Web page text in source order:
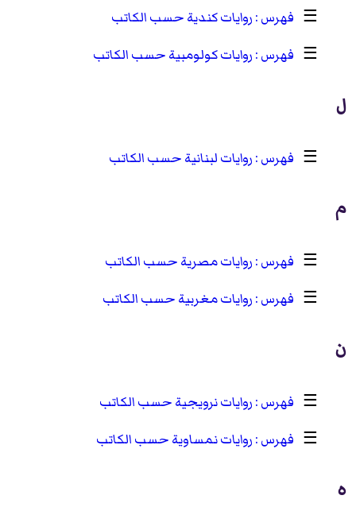
☰
روايات كندية حسب الكاتب
☰
روايات كولومبية حسب الكاتب
ل
☰ روايات لبنانية حسب الكاتب
م
☰
روايات مصرية حسب الكاتب
☰
روايات مغربية حسب الكاتب
ن
☰
روايات نرويجية حسب الكاتب
☰
روايات نمساوية حسب الكاتب
ه